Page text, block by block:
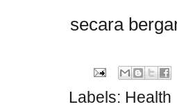
secara
Labels: Health